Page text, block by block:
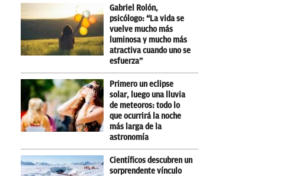
Gabriel Rolón,
psicólogo: “La vida se
vuelve mucho más
luminosa y mucho más
atractiva cuando uno se
esfuerza”
Primero un eclipse
solar, luego una lluvia
de meteoros: todo lo
que ocurrirá la noche
más larga de la
astronomía
Científicos descubren un
sorprendente vínculo